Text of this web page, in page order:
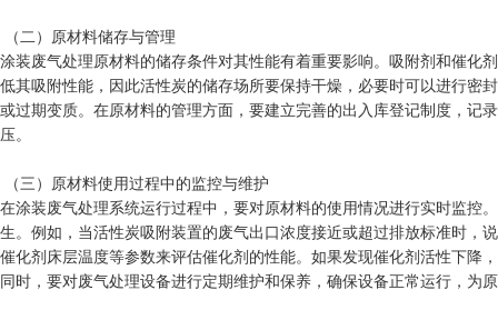
（二）原材料储存与管理
涂装废气处理原材料的储存条件对其性能有着重要影响。吸附剂和催化
低其吸附性能，因此活性炭的储存场所要保持干燥，必要时可以进行密
或过期变质。在原材料的管理方面，要建立完善的出入库登记制度，记
压。
（三）原材料使用过程中的监控与维护
在涂装废气处理系统运行过程中，要对原材料的使用情况进行实时监控
生。例如，当活性炭吸附装置的废气出口浓度接近或超过排放标准时，
催化剂床层温度等参数来评估催化剂的性能。如果发现催化剂活性下降
同时，要对废气处理设备进行定期维护和保养，确保设备正常运行，为